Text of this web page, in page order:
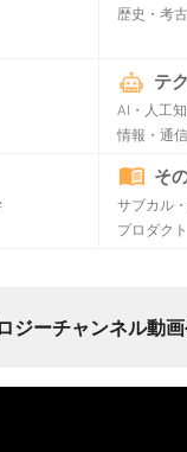
歴史・考
テ
AI・人工
情報・通信
そ
サブカル
プロダクト
ジーチャンネル動